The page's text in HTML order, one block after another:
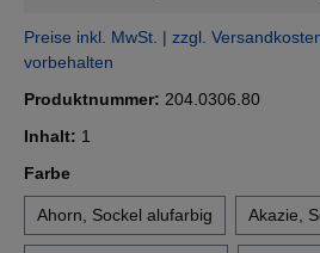
Preise inkl. MwSt. | zzgl.
vorbehalten
Produktnummer: 204.0306.80
Inhalt: 1
Farbeauswählen
Ahorn, Sockel alufarbig Akazie,